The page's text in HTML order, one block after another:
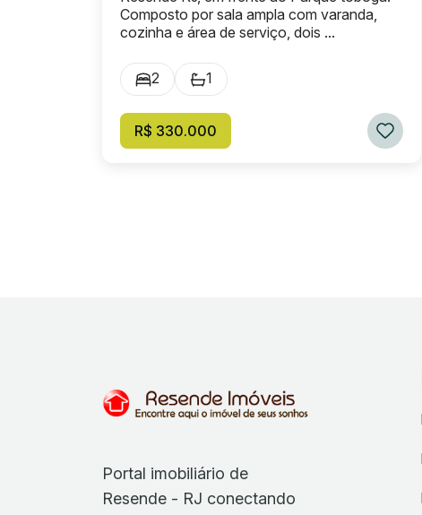
Composto por sala ampla com varanda,
cozinha e área de serviço, dois ...
2 1
R$ 330.000
Portal imobiliário de
Resende - RJ conectando